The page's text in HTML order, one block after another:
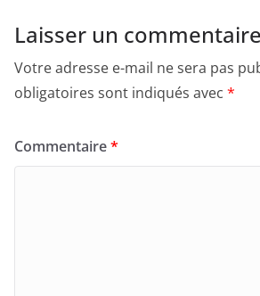
Laisser un commentaire
Votre adresse e-mail ne sera pas
obligatoires sont indiqués avec *
Commentaire*